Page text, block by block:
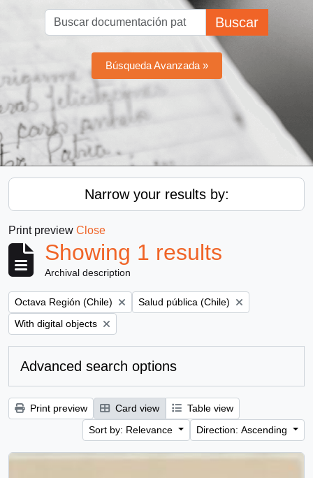
Buscar
Búsqueda Avanzada »
Narrow your results by:
Print preview Close
Showing 1 results
Archival description
Remove filter:
Octava Región (Chile) Remove filter:
Salud pública (Chile)
Remove filter:
With digital objects
Advanced search options
Print preview Card view
Table view
Sort by: Relevance
Direction: Ascending